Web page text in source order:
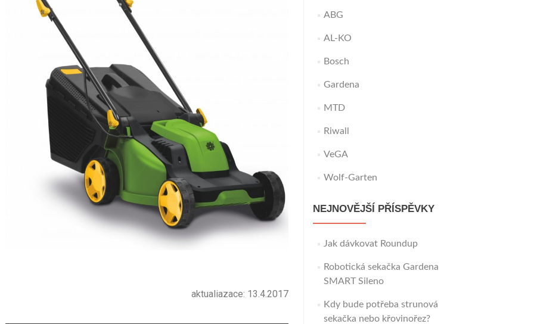
aktualiazace: 13.4.2017
ABG
AL-KO
Bosch
Gardena
MTD
Riwall
VeGA
Wolf-Garten
NEJNOVĚJŠÍ PŘÍSPĚVKY
Jak dávkovat Roundup
Robotická sekačka Gardena
SMART Sileno
Kdy bude potřeba strunová
sekačka nebo křovinořez?